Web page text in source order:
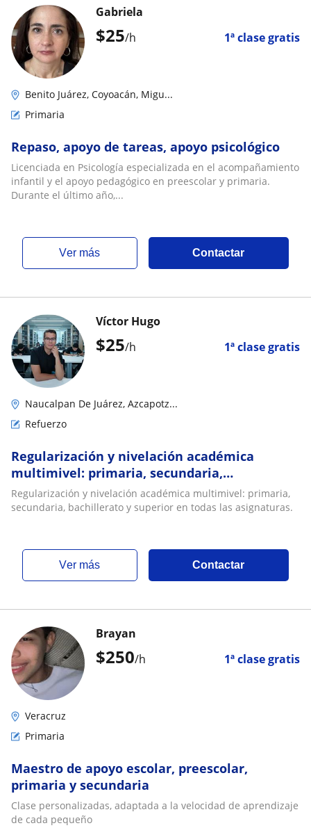
$25/h 1ª clase gratis
Gabriela
Benito Juárez, Coyoacán, Migu...
Primaria
Repaso, apoyo de tareas, apoyo psicológico
Licenciada en Psicología especializada en el acompañamiento
infantil y el apoyo pedagógico en preescolar y primaria.
Durante el último año,...
ver más Contactar
$25/h 1ª clase gratis
Víctor Hugo
Naucalpan De Juárez, Azcapotz...
Refuerzo
Regularización y nivelación académica
multimivel: primaria, secundaria,
bachillerato y superior en todas las
asignaturas
Regularización y nivelación académica multimivel: primaria,
secundaria, bachillerato y superior en todas las asignaturas.
ver más Contactar
$250/h 1ª clase gratis
Brayan
Veracruz
Primaria
Maestro de apoyo escolar, preescolar,
primaria y secundaria
Clase personalizadas, adaptada a la velocidad de aprendizaje
de cada pequeño